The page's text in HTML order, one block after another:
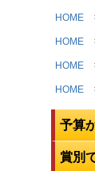
HOME
HOME
HOME
HOME
予算
賞別